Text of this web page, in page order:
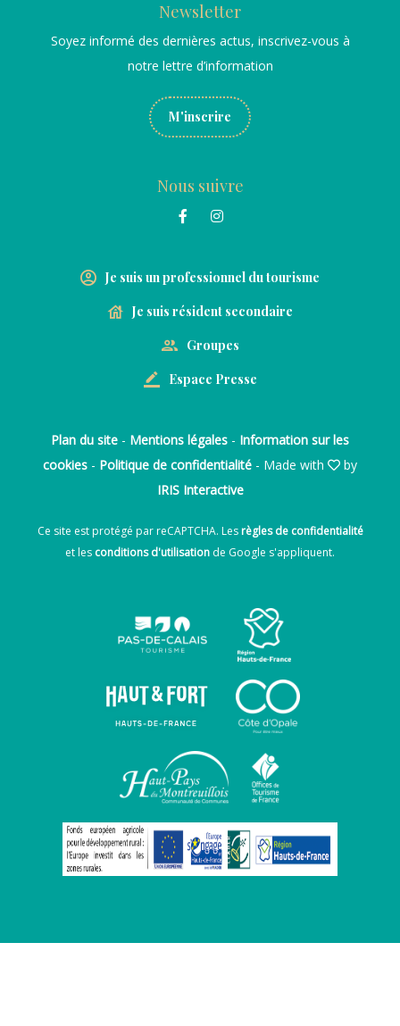
Newsletter
Soyez informé des dernières actus, inscrivez-vous à
notre lettre d’information
M'inscrire
Nous suivre
Je suis un professionnel du tourisme
Je suis résident secondaire
Groupes
Espace Presse
Plan du site - Mentions légales - Information sur les
cookies - Politique de confidentialité - Made with
by
IRIS Interactive
Ce site est protégé par reCAPTCHA. Lesrègles de confidentialité
et les conditions d'utilisation de Google s'appliquent.